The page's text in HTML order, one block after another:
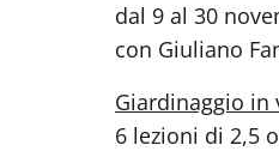
dal 9 al 30
con Giuliano
Giardinaggio in
6 lezioni di 2,5